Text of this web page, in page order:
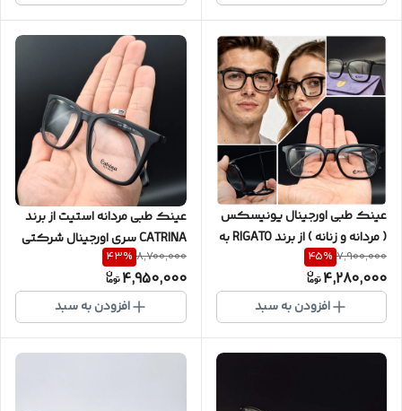
نمره چشم شما )(صورتخور اسلاید
کامل ( با امکان سفارش ساخت
CT500093
عینک طبی اورجینال یونیسکس
( مردانه و زنانه ) از برند RIGATO به
بدنه استیت کیفیت درجه یک با
پکیج کامل ( با امکان سفارش
ساخت عدسی با نمره چشم شما )
7,900,000
45%
4,280,000
افزودن به سبد
عینک طبی مردانه استیت از برند
CATRINA سری اورجینال شرکتی
رنگ مشکی مات با بدنه استیت
به همراه ضمانت یکساله و پک
کامل ( با امکان سفارش ساخت
عدسی با نمره چشم شما ) کد
8,700,000
43%
4,950,000
افزودن به سبد